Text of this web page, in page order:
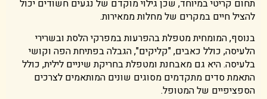
תחום קריטי במיוחד, שכן גילוי מוקדם של נגעים חשודים יכול
להציל חיים במקרים של מחלות ממאירות.
בנוסף, המומחית מטפלת בהפרעות במפרקי הלסת ובשרירי
הלעיסה, כולל כאבים, "קליקים", הגבלה בפתיחת הפה וקושי
בלעיסה. היא גם מאבחנת ומטפלת בחריקת שיניים לילית, כולל
התאמת סדים מתקדמים מסוגים שונים המותאמים לצרכים
הספציפיים של המטופל.